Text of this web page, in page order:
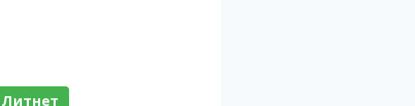
Литнет